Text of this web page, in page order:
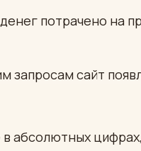
потрачено на
запросам сайт
абсолютных